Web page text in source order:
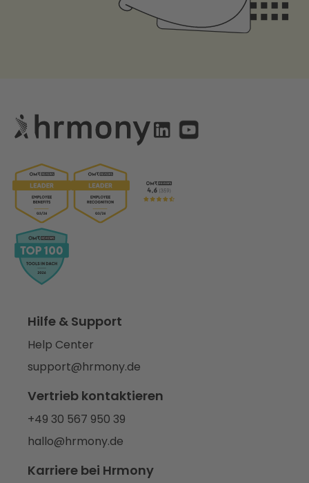
Hilfe & Support
Help Center
support@hrmony.de
Vertrieb kontaktieren
+49 30 567 950 39
hallo@hrmony.de
Karriere bei Hrmony